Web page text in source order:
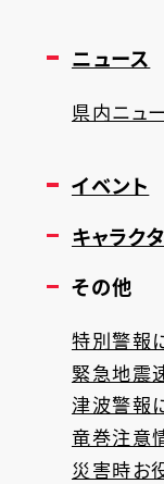
ニュース
県内ニュ
イベント
キャラク
その他
特別警報
緊急地震
津波警報
竜巻注意
災害時お